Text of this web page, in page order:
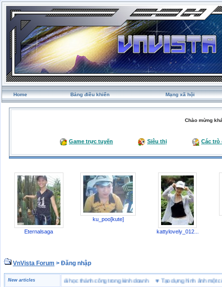
Home Bảng điều khiển Mạng xã hội
Chào mừng
Game trực tuyến Siêu thị Các trò
Eternalsaga
ku_poo[kute]
kattylovely_012...
VnVista Forum > Đăng nhập
New articles
biệt” của Microsoft ♥4 bài học thành công trong kinh doanh ♥Tạo dựng hình ảnh